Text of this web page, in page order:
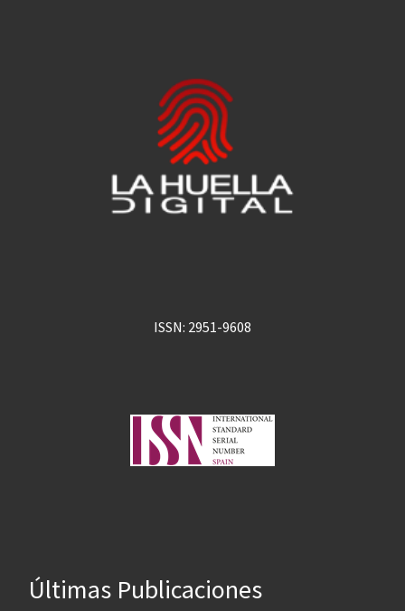
ISSN: 2951-9608
Últimas Publicaciones